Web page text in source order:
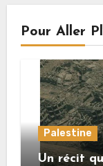
Pour Aller
Palestine
Un récit